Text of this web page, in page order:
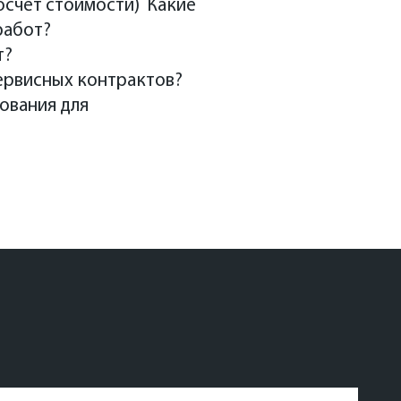
стоимости) Какие
контрактов?
для
а также
периферии. Если